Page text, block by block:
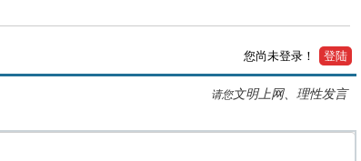
您尚未登录！ 登陆
请您文明上网、理性发言